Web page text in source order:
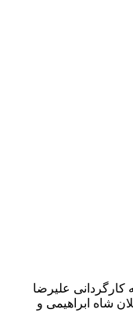
علیرضا
بنداز» به کارگردانی امیر توده روستا، «19 اردیبهشت 93» به کارگردانی اصلان شاه ابراهیمی و